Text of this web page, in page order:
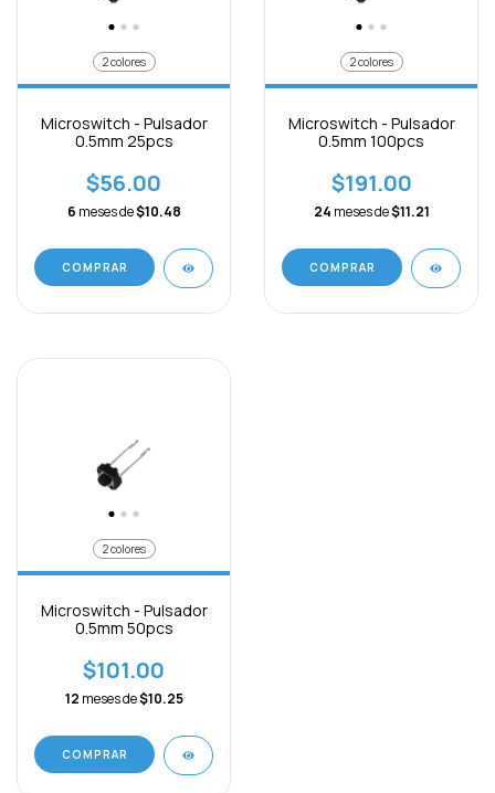
2 colores
Microswitch - Pulsador
0.5mm 25pcs
$56.00
6 meses de$10.48
COMPRAR
2 colores
Microswitch - Pulsador
0.5mm 100pcs
$191.00
24 meses de$11.21
COMPRAR
2 colores
Microswitch - Pulsador
0.5mm 50pcs
$101.00
12 meses de$10.25
COMPRAR